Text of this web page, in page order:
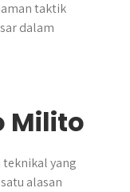
taktik
dalam
Milito
yang
alasan